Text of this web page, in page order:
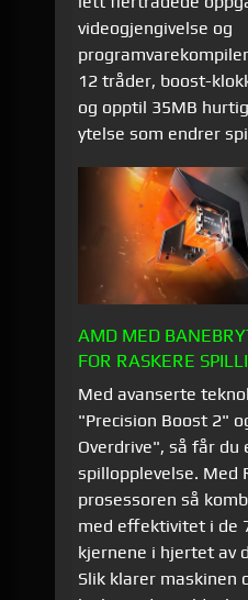
videogjengivelse og
12 tråder, boost-
og opptil 35MB
ytelse som endrer
AMD MED
FOR RASKERE
Med avanserte
"Precision Boost 2"
Overdrive", så får du
spillopplevelse. Med
prosessoren så
med effektivitet i de
kjernene i hjertet av
Slik klarer maskinen